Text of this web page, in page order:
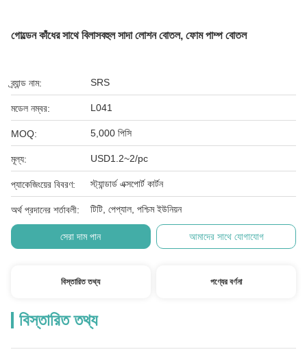
গোল্ডেন কাঁধের সাথে বিলাসবহুল সাদা লোশন বোতল, ফোম পাম্প বোতল
ব্র্যান্ড নাম: SRS
মডেল নম্বর: L041
MOQ: 5,000 পিসি
মূল্য: USD1.2~2/pc
প্যাকেজিংয়ের বিবরণ: স্ট্যান্ডার্ড এক্সপোর্ট কার্টন
অর্থ প্রদানের শর্তাবলী: টিটি, পেপ্যাল, পশ্চিম ইউনিয়ন
সেরা দাম পান আমাদের সাথে যোগাযোগ
বিস্তারিত তথ্য পণ্যের বর্ণনা
বিস্তারিত তথ্য